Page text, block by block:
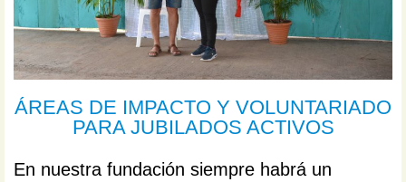
ÁREAS DE IMPACTO Y VOLUNTARIADO
PARA JUBILADOS ACTIVOS
En nuestra fundación siempre habrá un